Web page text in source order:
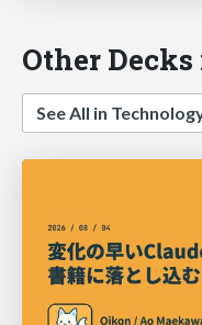
Other
See All in